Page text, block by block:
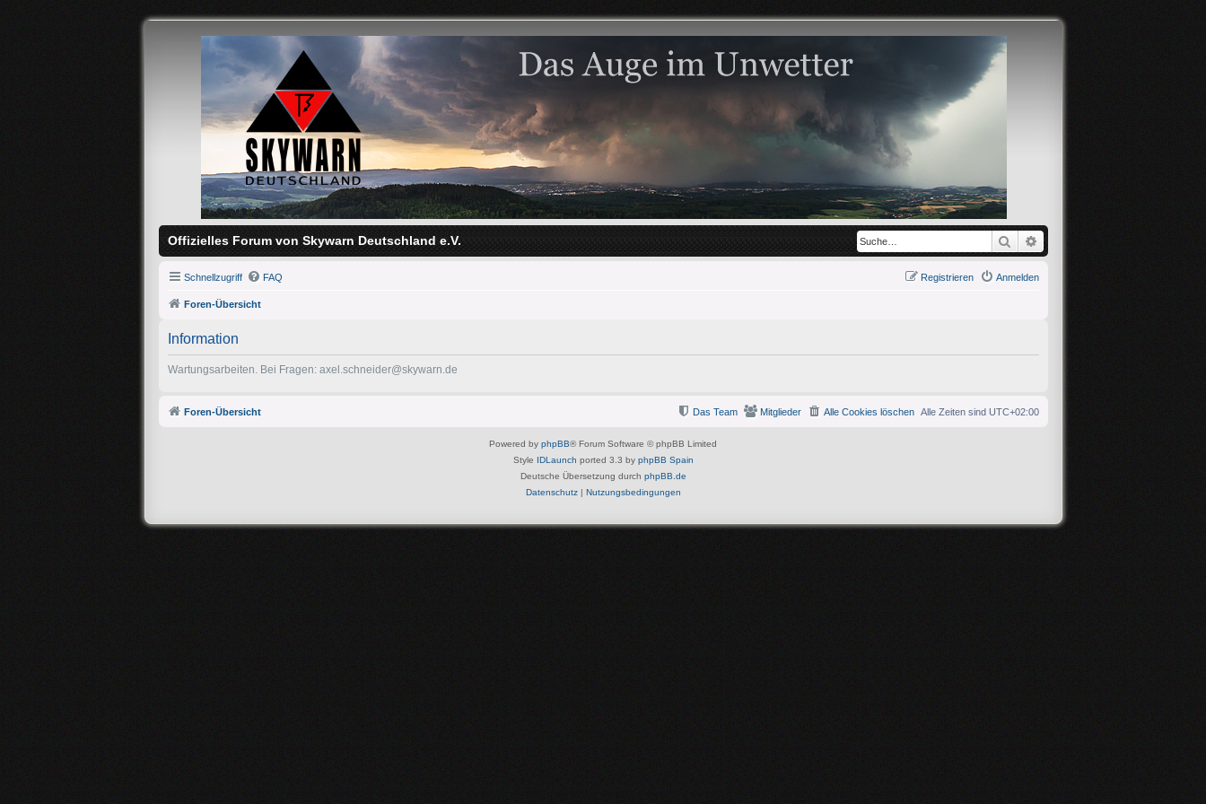
Offizielles Forum von Skywarn Deutschland e.V. Suche
Schnellzugriff FAQ Anmelden
Registrieren
Foren-Übersicht
Information
Wartungsarbeiten. Bei Fragen: axel.schneider@skywarn.de
Foren-Übersicht Alle Zeiten sind UTC+02:00
Alle Cookies löschen
Mitglieder
Das Team
Powered by phpBB® Forum Software © phpBB Limited
Style IDLaunch ported 3.3 by phpBB Spain
Deutsche Übersetzung durch phpBB.de
Datenschutz| Nutzungsbedingungen